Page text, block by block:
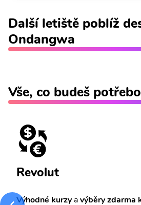
Další letiště poblíž
Ondangwa
Vše, co budeš
Revolut
Výhodné kurzyavýběry zdarma